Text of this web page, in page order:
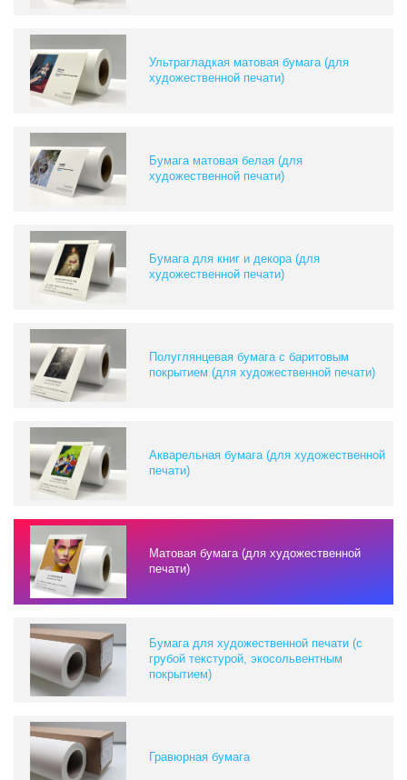
Ультрагладкая матовая бумага (для
художественной печати)
Бумага матовая белая (для
художественной печати)
Бумага для книг и декора (для
художественной печати)
Полуглянцевая бумага с баритовым
покрытием (для художественной печати)
Акварельная бумага (для художественной
печати)
Матовая бумага (для художественной
печати)
Бумага для художественной печати (с
грубой текстурой, экосольвентным
покрытием)
Гравюрная бумага